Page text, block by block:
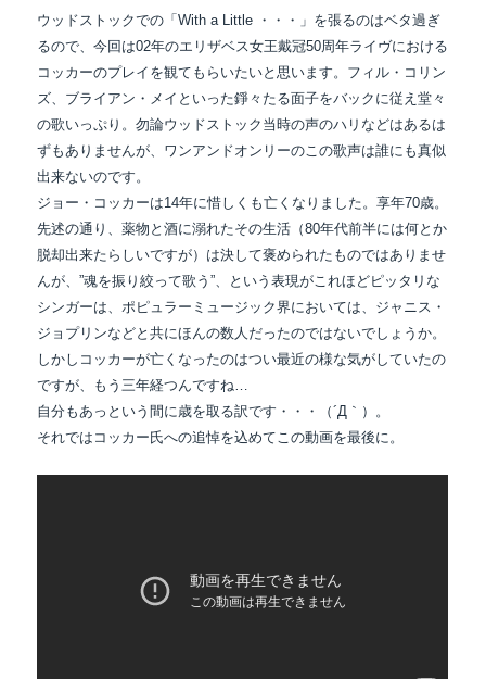
ウッドストックでの「With a Little ・・・」を張るのはベタ過ぎ
るので、今回は02年のエリザベス女王戴冠50周年ライヴにおける
コッカーのプレイを観てもらいたいと思います。フィル・コリン
ズ、ブライアン・メイといった錚々たる面子をバックに従え堂々
の歌いっぷり。勿論ウッドストック当時の声のハリなどはあるは
ずもありませんが、ワンアンドオンリーのこの歌声は誰にも真似
出来ないのです。
ジョー・コッカーは14年に惜しくも亡くなりました。享年70歳。
先述の通り、薬物と酒に溺れたその生活（80年代前半には何とか
脱却出来たらしいですが）は決して褒められたものではありませ
んが、”魂を振り絞って歌う”、という表現がこれほどピッタリな
シンガーは、ポピュラーミュージック界においては、ジャニス・
ジョプリンなどと共にほんの数人だったのではないでしょうか。
しかしコッカーが亡くなったのはつい最近の様な気がしていたの
ですが、もう三年経つんですね…
自分もあっという間に歳を取る訳です・・・（´Д｀）。
それではコッカー氏への追悼を込めてこの動画を最後に。